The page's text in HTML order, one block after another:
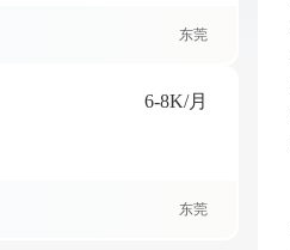
东莞
6-8K/月
东莞